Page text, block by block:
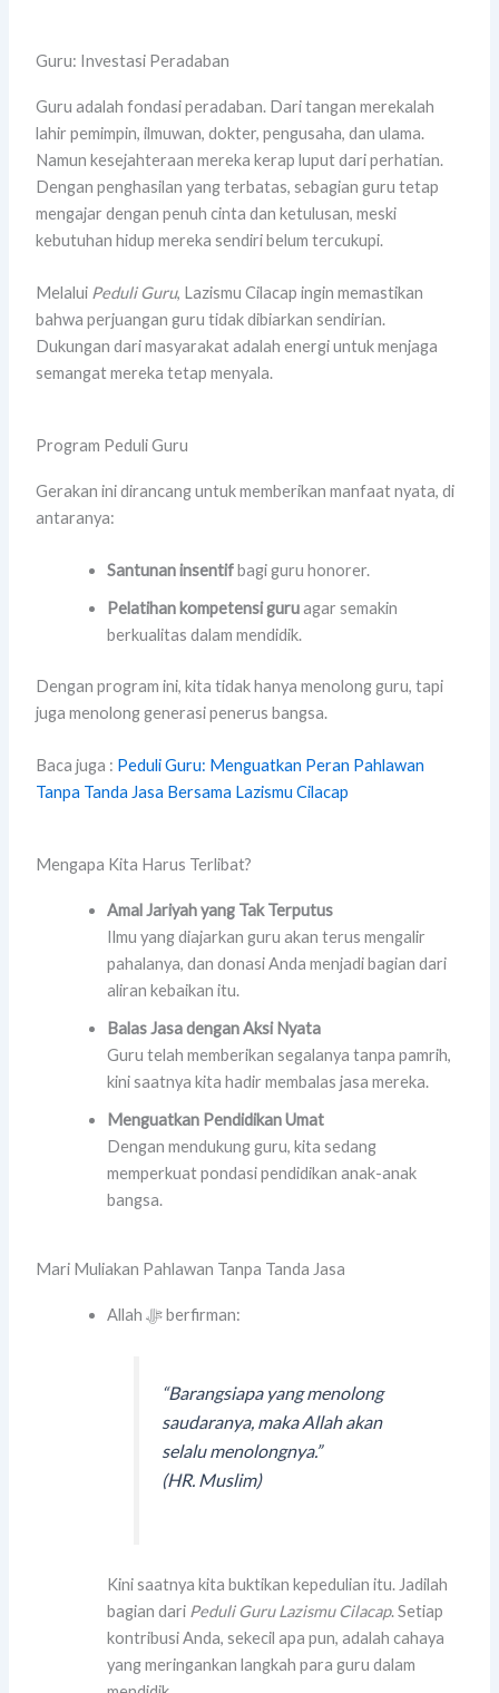
Guru: Investasi Peradaban
Guru adalah fondasi peradaban. Dari tangan merekalah
lahir pemimpin, ilmuwan, dokter, pengusaha, dan ulama.
Namun kesejahteraan mereka kerap luput dari perhatian.
Dengan penghasilan yang terbatas, sebagian guru tetap
mengajar dengan penuh cinta dan ketulusan, meski
kebutuhan hidup mereka sendiri belum tercukupi.
Melalui Peduli Guru, Lazismu Cilacap ingin memastikan
bahwa perjuangan guru tidak dibiarkan sendirian.
Dukungan dari masyarakat adalah energi untuk menjaga
semangat mereka tetap menyala.
Program Peduli Guru
Gerakan ini dirancang untuk memberikan manfaat nyata, di
antaranya:
Santunan insentifbagi guru honorer.
Pelatihan kompetensi guruagar semakin
berkualitas dalam mendidik.
Dengan program ini, kita tidak hanya menolong guru, tapi
juga menolong generasi penerus bangsa.
Baca juga : Peduli Guru: Menguatkan Peran Pahlawan
Tanpa Tanda Jasa Bersama Lazismu Cilacap
Mengapa Kita Harus Terlibat?
Amal Jariyah yang Tak Terputus
Ilmu yang diajarkan guru akan terus mengalir
pahalanya, dan donasi Anda menjadi bagian dari
aliran kebaikan itu.
Balas Jasa dengan Aksi Nyata
Guru telah memberikan segalanya tanpa pamrih,
kini saatnya kita hadir membalas jasa mereka.
Menguatkan Pendidikan Umat
Dengan mendukung guru, kita sedang
memperkuat pondasi pendidikan anak-anak
bangsa.
Mari Muliakan Pahlawan Tanpa Tanda Jasa
Allah ﷻ berfirman:
“Barangsiapa yang menolong
saudaranya, maka Allah akan
selalu menolongnya.”
(HR. Muslim)
Kini saatnya kita buktikan kepedulian itu. Jadilah
bagian dari Peduli Guru Lazismu Cilacap. Setiap
kontribusi Anda, sekecil apa pun, adalah cahaya
yang meringankan langkah para guru dalam